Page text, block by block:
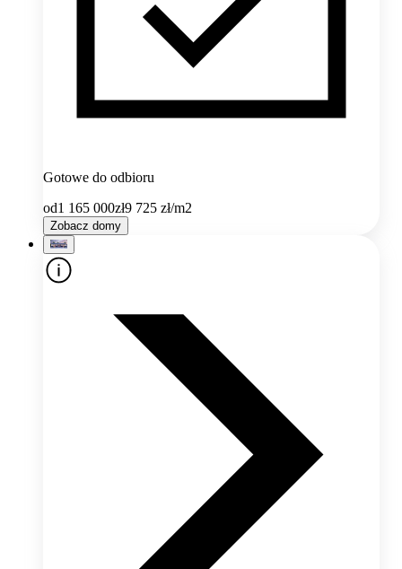
Gotowe do odbioru
od1 165 000zł9 725 zł/m2
Zobacz domy